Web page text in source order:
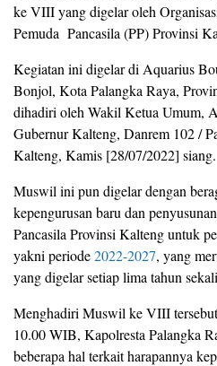
ke VIII yang digelar oleh
Pemuda Pancasila (PP) Provinsi
Kegiatan ini digelar di Aquarius
Bonjol, Kota Palangka Raya,
dihadiri oleh Wakil Ketua Umum,
Gubernur Kalteng, Danrem 102 /
Kalteng, Kamis [28/07/2022] siang.
Muswil ini pun digelar dengan
kepengurusan baru dan
Pancasila Provinsi Kalteng untuk
yakni periode2022-2027, yang
yang digelar setiap lima tahun
Menghadiri Muswil ke VIII
10.00 WIB, Kapolresta Palangka
beberapa hal terkait harapannya